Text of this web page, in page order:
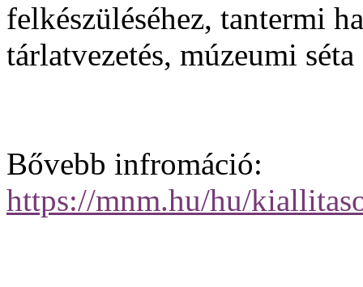
felkészüléséhez, tantermi
tárlatvezetés, múzeumi séta
Bővebb infromáció:
https://mnm.hu/hu/